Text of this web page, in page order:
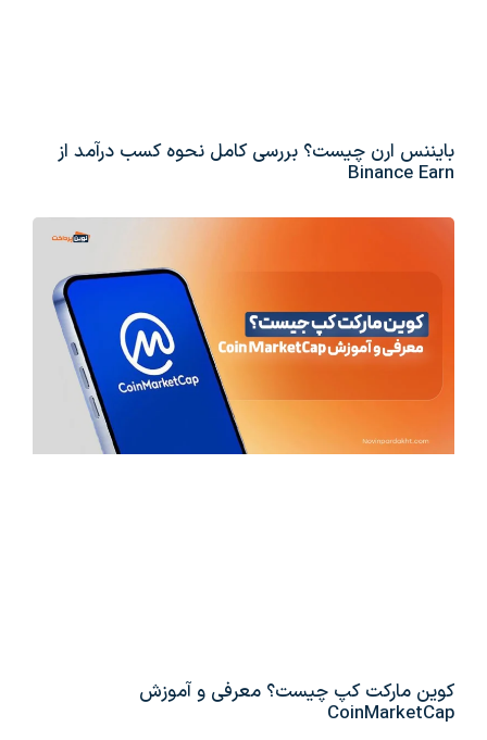
بایننس ارن چیست؟ بررسی کامل نحوه کسب درآمد از
Binance Earn
کوین مارکت کپ چیست؟ معرفی و آموزش
CoinMarketCap